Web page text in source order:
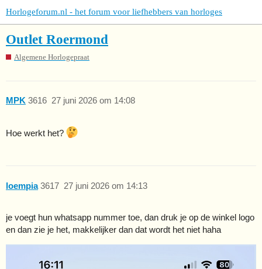
Horlogeforum.nl - het forum voor liefhebbers van horloges
Outlet Roermond
Algemene Horlogepraat
MPK 27 juni 2026 om 14:08
3616
Hoe werkt het?
loempia 27 juni 2026 om 14:13
3617
je voegt hun whatsapp nummer toe, dan druk je op de winkel logo
en dan zie je het, makkelijker dan dat wordt het niet haha